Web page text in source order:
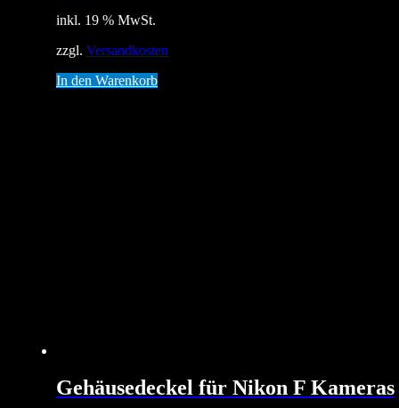
inkl. 19 % MwSt.
zzgl. Versandkosten
In den Warenkorb
Gehäusedeckel für Nikon F Kameras